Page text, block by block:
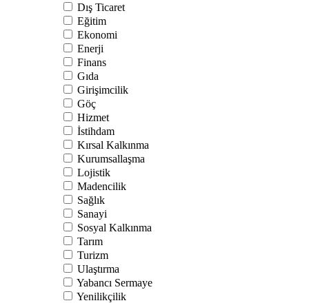
Dış Ticaret
Eğitim
Ekonomi
Enerji
Finans
Gıda
Girişimcilik
Göç
Hizmet
İstihdam
Kırsal Kalkınma
Kurumsallaşma
Lojistik
Madencilik
Sağlık
Sanayi
Sosyal Kalkınma
Tarım
Turizm
Ulaştırma
Yabancı Sermaye
Yenilikçilik